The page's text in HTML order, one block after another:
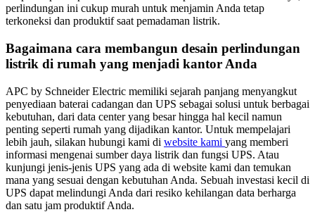
perlindungan ini cukup murah untuk menjamin Anda tetap
terkoneksi dan produktif saat pemadaman listrik.
Bagaimana cara membangun desain perlindungan
listrik di rumah yang menjadi kantor Anda
APC by Schneider Electric memiliki sejarah panjang menyangkut
penyediaan baterai cadangan dan UPS sebagai solusi untuk berbagai
kebutuhan, dari data center yang besar hingga hal kecil namun
penting seperti rumah yang dijadikan kantor. Untuk mempelajari
lebih jauh, silakan hubungi kami di website kami yang memberi
informasi mengenai sumber daya listrik dan fungsi UPS. Atau
kunjungi jenis-jenis UPS yang ada di website kami dan temukan
mana yang sesuai dengan kebutuhan Anda. Sebuah investasi kecil di
UPS dapat melindungi Anda dari resiko kehilangan data berharga
dan satu jam produktif Anda.